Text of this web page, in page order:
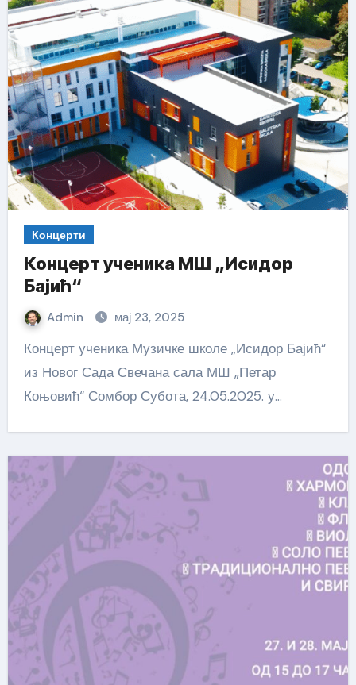
Концерти
Концерт ученика МШ „Исидор
Бајић“
Admin мај 23, 2025
Концерт ученика Музичке школе „Исидор Бајић“
из Новог Сада Свечана сала МШ „Петар
Коњовић“ Сомбор Субота, 24.05.2025. у…